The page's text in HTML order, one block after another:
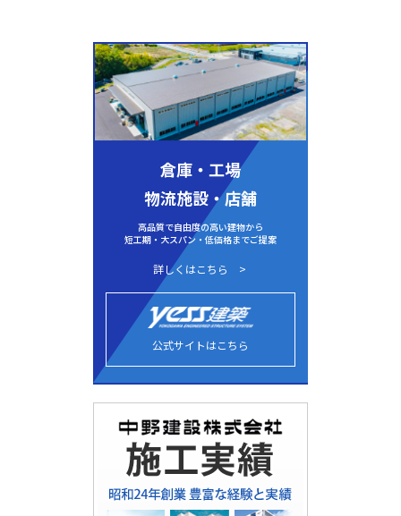
倉庫・工場
物流施設・店舗
高品質で自由度の高い建物から
短工期・大スパン・低価格までご提案
詳しくはこちら
公式サイトはこちら